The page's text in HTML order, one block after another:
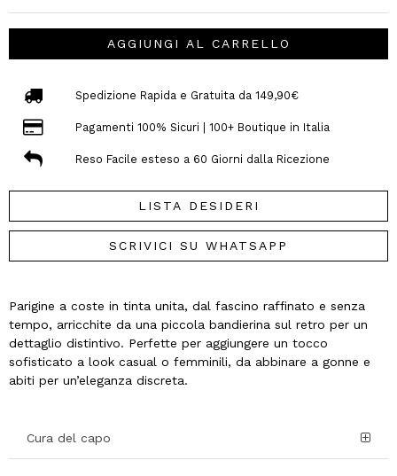
AGGIUNGI AL CARRELLO
Spedizione Rapida e Gratuita da 149,90€
Pagamenti 100% Sicuri | 100+ Boutique in Italia
Reso Facile esteso a 60 Giorni dalla Ricezione
LISTA DESIDERI
SCRIVICI SU WHATSAPP
Parigine a coste in tinta unita, dal fascino raffinato e senza
tempo, arricchite da una piccola bandierina sul retro per un
dettaglio distintivo. Perfette per aggiungere un tocco
sofisticato a look casual o femminili, da abbinare a gonne e
abiti per un’eleganza discreta.
Cura del capo